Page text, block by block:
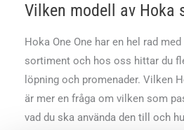
Vilken modell av Hoka
Hoka One One har en hel rad
sortiment och hos oss hittar du
löpning och promenader. Vilken
är mer en fråga om vilken som
vad du ska använda den till och